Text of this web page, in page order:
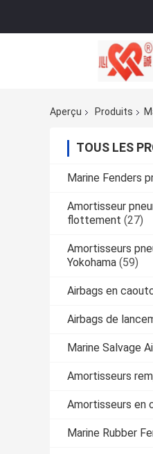
Aperçu
Produits
TOUS LES
Marine Fenders
Amortisseur
flottement (27)
Amortisseurs
Yokohama (59)
Airbags en
Airbags de
Marine Salvage
Amortisseurs
Amortisseurs en
Marine Rubber